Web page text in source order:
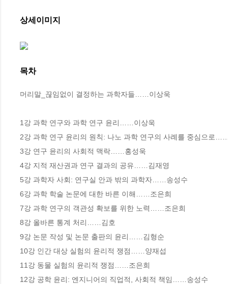
상세이미지
목차
머리말_끊임없이 결정하는 과학자들……이상욱
1강 과학 연구와 과학 연구 윤리……이상욱
2강 과학 연구 윤리의 원칙: 나노 과학 연구의 사례를 중심으로
3강 연구 윤리의 사회적 맥락……홍성욱
4강 지적 재산권과 연구 결과의 공유……김재영
5강 과학자 사회: 연구실 안과 밖의 과학자……송성수
6강 과학 학술 논문에 대한 바른 이해……조은희
7강 과학 연구의 객관성 확보를 위한 노력……조은희
8강 올바른 통계 처리……김호
9강 논문 작성 및 논문 출판의 윤리……김형순
10강 인간 대상 실험의 윤리적 쟁점……양재섭
11강 동물 실험의 윤리적 쟁점……조은희
12강 공학 윤리: 엔지니어의 직업적, 사회적 책임……송성수